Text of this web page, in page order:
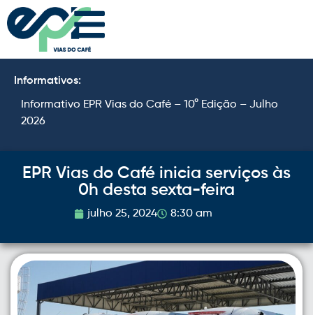
Informativos:
Informativo EPR Vias do Café – 10° Edição – Julho
2026
EPR Vias do Café inicia serviços às
0h desta sexta-feira
julho 25, 2024 8:30 am